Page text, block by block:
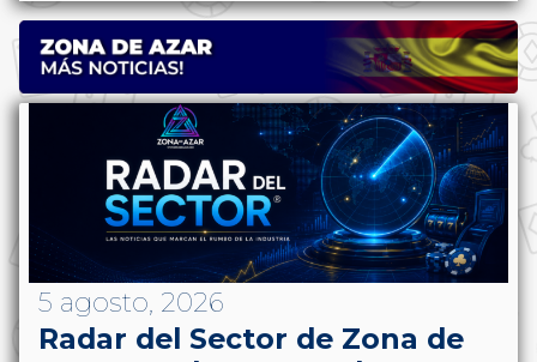
5 agosto, 2026
Radar del Sector de Zona de